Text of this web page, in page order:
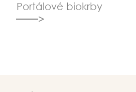
Portálové biokrby